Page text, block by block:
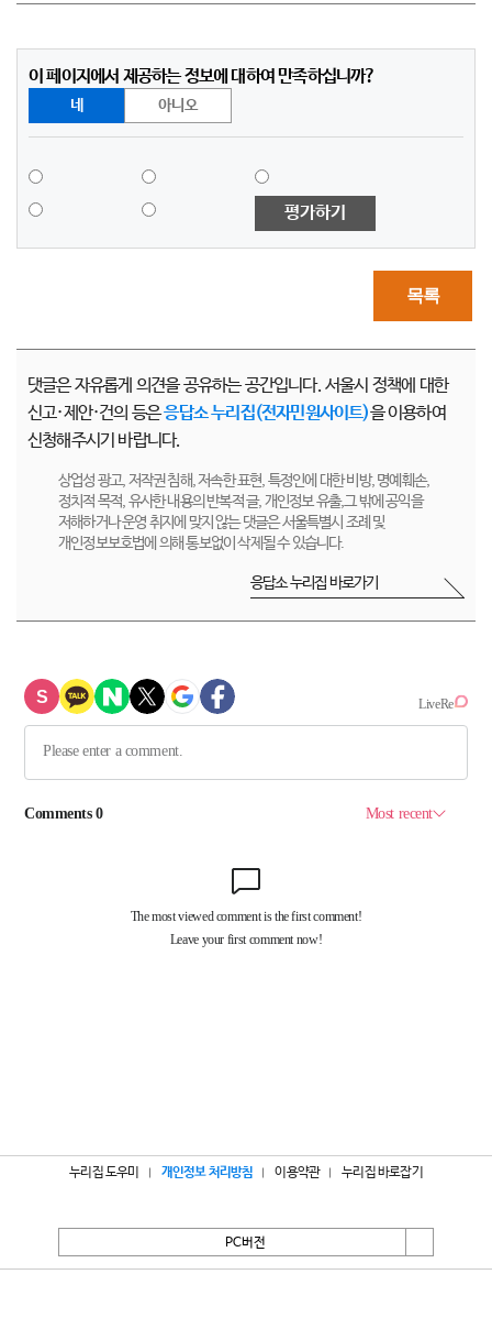
이 페이지에서 제공하는 정보에 대하여 만족하십니까?
네 아니오
평가하기
목록
댓글은 자유롭게 의견을 공유하는 공간입니다. 서울시 정책에 대한
신고·제안·건의 등은응답소 누리집(전자민원사이트)을 이용하여
신청해주시기 바랍니다.
상업성 광고, 저작권 침해, 저속한 표현, 특정인에 대한 비방, 명예훼손,
정치적 목적, 유사한 내용의 반복적 글, 개인정보 유출,그 밖에 공익을
저해하거나 운영 취지에 맞지 않는 댓글은 서울특별시 조례 및
개인정보보호법에 의해 통보없이 삭제될 수 있습니다.
응답소 누리집 바로가기
누리집 도우미 개인정보 처리방침 이용약관 누리집 바로잡기
PC버전